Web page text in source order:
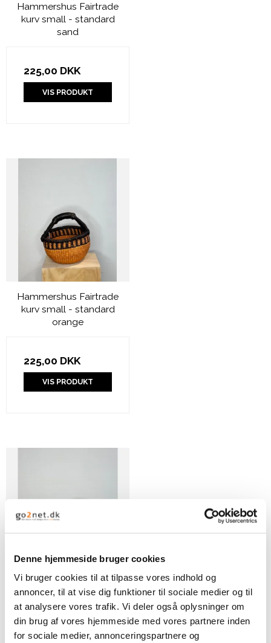
Denne hjemmeside bruger cookies
Vi bruger cookies til at tilpasse vores indhold og
annoncer, til at vise dig funktioner til sociale medier og til
at analysere vores trafik. Vi deler også oplysninger om
din brug af vores hjemmeside med vores partnere inden
for sociale medier, annonceringspartnere og
Hammershus Fairtrade
kurv small - standard
sand
225,00 DKK
VIS PRODUKT
Hammershus Fairtrade
kurv small - standard
orange
225,00 DKK
VIS PRODUKT
Hammershus Fairtrade
kurv small - standard
rød